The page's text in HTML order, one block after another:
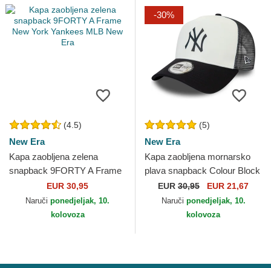
(4.5)
New Era
Kapa zaobljena zelena
snapback 9FORTY A Frame
New York Yankees MLB
New Era
EUR 30,95
Naruči ponedjeljak, 10.
kolovoza
-30%
(5)
New Era
Kapa zaobljena mornarsko
plava snapback Colour Block
A Frame New York Yankees
MLB New Era
EUR 30,95 EUR 21,67
Naruči ponedjeljak, 10.
kolovoza